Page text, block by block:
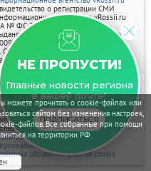
можете прочитать о cookie-файлах или
сайтом без изменения настроек,
файлов. Все собранные при помощи
на территории РФ.
НЕ ПРОПУСТИ!
Главные новости региона
в вашей почте!
ПОДПИСАТЬСЯ
о регистрации СМИ
агентства vRossii.ru
№ ФС 77‑35502
РОСКОМНАДЗОРом 04 марта
О. Главного редактора Нарыков А. Н.
на портале размещаются на
рекламы.
на портале:
агентство "Умный маркетинг"
7-910-267-70-40,
umnyy.marketing@yandex.ru
публикации могут содержать
не предназначенную для
до 18 лет.
в отношении обработки
данных
обработки файлов cookie